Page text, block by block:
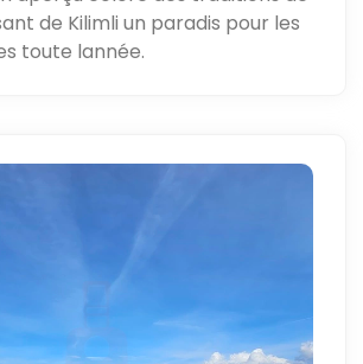
de Kilimli un paradis pour les
toute lannée.